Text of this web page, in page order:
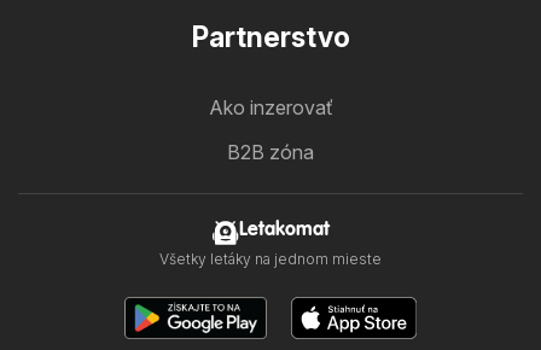
Partnerstvo
Ako inzerovať
B2B zóna
Letakomat
Všetky letáky na jednom mieste